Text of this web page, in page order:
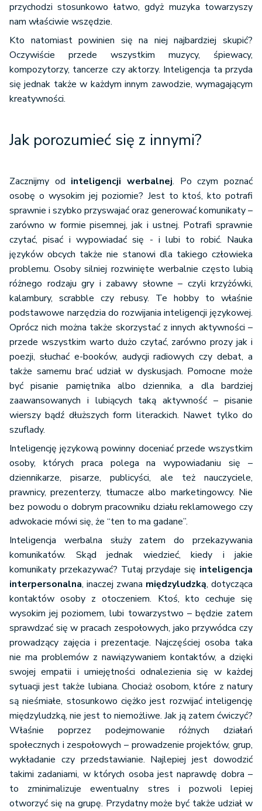
przychodzi stosunkowo łatwo, gdyż muzyka towarzyszy
nam właściwie wszędzie.
Kto natomiast powinien się na niej najbardziej skupić?
Oczywiście przede wszystkim muzycy, śpiewacy,
kompozytorzy, tancerze czy aktorzy. Inteligencja ta przyda
się jednak także w każdym innym zawodzie, wymagającym
kreatywności.
Jak porozumieć się z innymi?
Zacznijmy od inteligencji werbalnej. Po czym poznać
osobę o wysokim jej poziomie? Jest to ktoś, kto potrafi
sprawnie i szybko przyswajać oraz generować komunikaty –
zarówno w formie pisemnej, jak i ustnej. Potrafi sprawnie
czytać, pisać i wypowiadać się - i lubi to robić. Nauka
języków obcych także nie stanowi dla takiego człowieka
problemu. Osoby silniej rozwinięte werbalnie często lubią
różnego rodzaju gry i zabawy słowne – czyli krzyżówki,
kalambury, scrabble czy rebusy. Te hobby to właśnie
podstawowe narzędzia do rozwijania inteligencji językowej.
Oprócz nich można także skorzystać z innych aktywności –
przede wszystkim warto dużo czytać, zarówno prozy jak i
poezji, słuchać e-booków, audycji radiowych czy debat, a
także samemu brać udział w dyskusjach. Pomocne może
być pisanie pamiętnika albo dziennika, a dla bardziej
zaawansowanych i lubiących taką aktywność – pisanie
wierszy bądź dłuższych form literackich. Nawet tylko do
szuflady.
Inteligencję językową powinny doceniać przede wszystkim
osoby, których praca polega na wypowiadaniu się –
dziennikarze, pisarze, publicyści, ale też nauczyciele,
prawnicy, prezenterzy, tłumacze albo marketingowcy. Nie
bez powodu o dobrym pracowniku działu reklamowego czy
adwokacie mówi się, że “ten to ma gadane”.
Inteligencja werbalna służy zatem do przekazywania
komunikatów. Skąd jednak wiedzieć, kiedy i jakie
komunikaty przekazywać? Tutaj przydaje się inteligencja
interpersonalna, inaczej zwana międzyludzką, dotycząca
kontaktów osoby z otoczeniem. Ktoś, kto cechuje się
wysokim jej poziomem, lubi towarzystwo – będzie zatem
sprawdzać się w pracach zespołowych, jako przywódca czy
prowadzący zajęcia i prezentacje. Najczęściej osoba taka
nie ma problemów z nawiązywaniem kontaktów, a dzięki
swojej empatii i umiejętności odnalezienia się w każdej
sytuacji jest także lubiana. Chociaż osobom, które z natury
są nieśmiałe, stosunkowo ciężko jest rozwijać inteligencję
międzyludzką, nie jest to niemożliwe. Jak ją zatem ćwiczyć?
Właśnie poprzez podejmowanie różnych działań
społecznych i zespołowych – prowadzenie projektów, grup,
wykładanie czy przedstawianie. Najlepiej jest dowodzić
takimi zadaniami, w których osoba jest naprawdę dobra –
to zminimalizuje ewentualny stres i pozwoli lepiej
otworzyć się na grupę. Przydatny może być także udział w